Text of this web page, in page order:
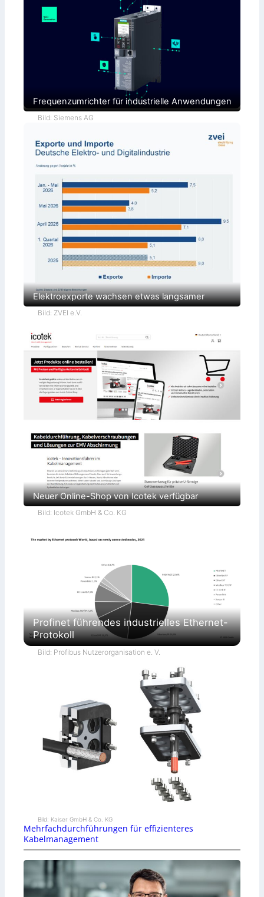
Frequenzumrichter für industrielle Anwendungen
Bild: Siemens AG
Elektroexporte wachsen etwas langsamer
Bild: ZVEI e.V.
Neuer Online-Shop von Icotek verfügbar
Bild: Icotek GmbH & Co. KG
Profinet führendes industrielles Ethernet-
Protokoll
Bild: Profibus Nutzerorganisation e. V.
Bild: Kaiser GmbH & Co. KG
Mehrfachdurchführungen für effizienteres
Kabelmanagement